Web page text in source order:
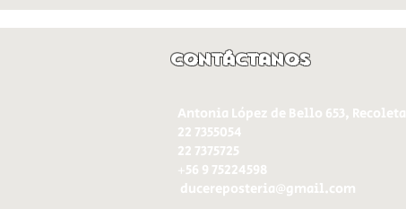
Contáctanos
Antonia López de Bello 653, Recoleta
22 7355054
22 7375725
+56 9 75224598
ducereposteria@gmail.com